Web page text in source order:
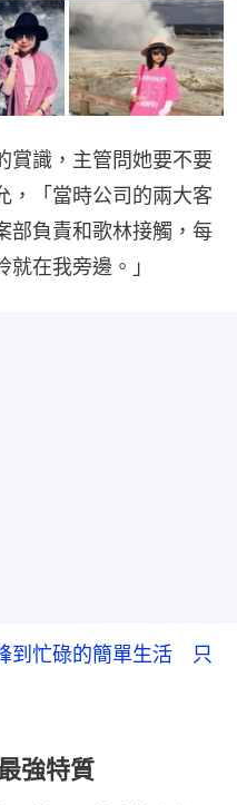
賞識，主管問她要不要
，「當時公司的兩大客
部負責和歌林接觸，每
在我旁邊。」
到忙碌的簡單生活 只
強特質